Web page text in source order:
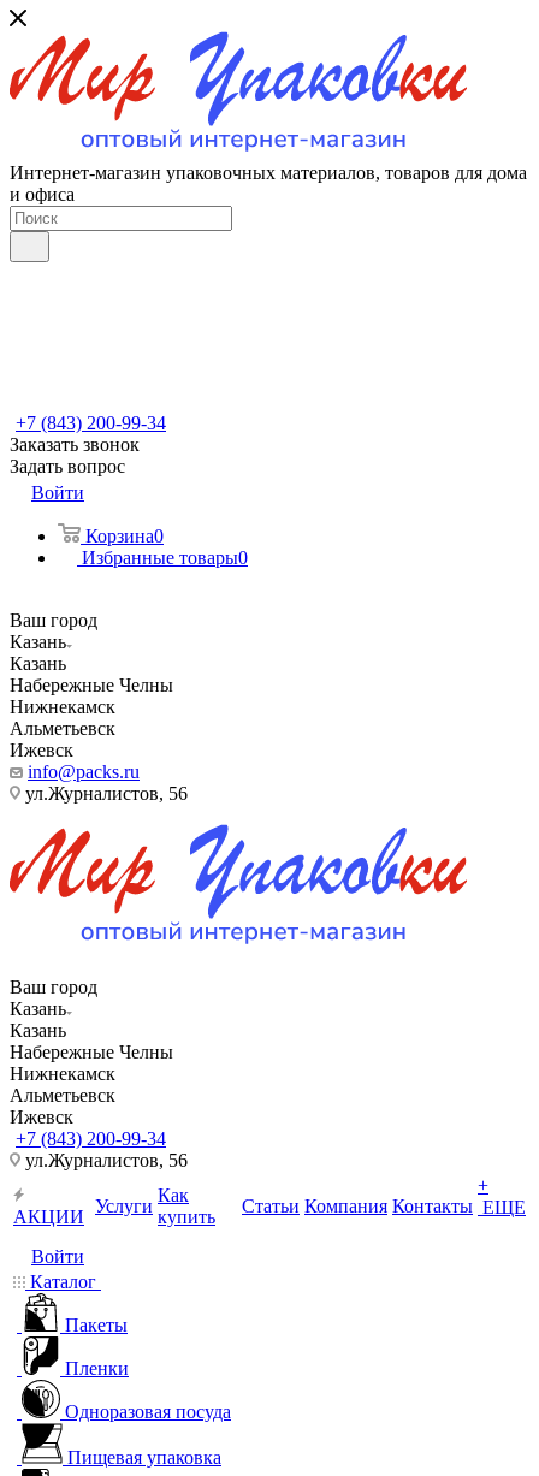
Интернет-магазин упаковочных материалов, товаров для дома
и офиса
+7 (843) 200-99-34
Заказать звонок
Задать вопрос
Войти
Корзина0
Избранные товары0
Ваш город
Казань
Казань
Набережные Челны
Нижнекамск
Альметьевск
Ижевск
info@packs.ru
ул.Журналистов, 56
Ваш город
Казань
Казань
Набережные Челны
Нижнекамск
Альметьевск
Ижевск
+7 (843) 200-99-34
ул.Журналистов, 56
АКЦИИ
Услуги
Как
купить
Статьи Компания Контакты
+
ЕЩЕ
Войти
Каталог
Пакеты
Пленки
Одноразовая посуда
Пищевая упаковка